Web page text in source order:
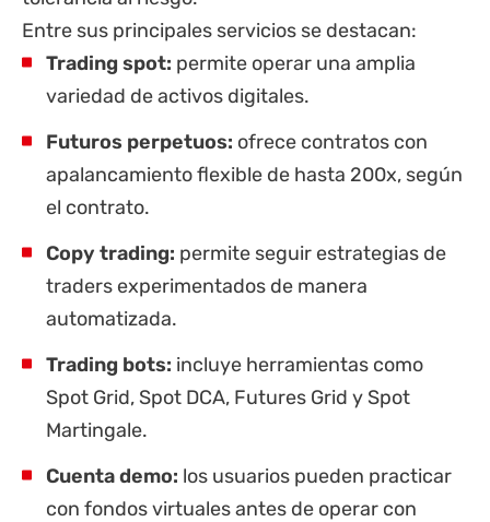
Entre sus principales servicios se destacan:
Trading spot: permite operar una amplia
variedad de activos digitales.
Futuros perpetuos: ofrece contratos con
apalancamiento flexible de hasta 200x, según
el contrato.
Copy trading: permite seguir estrategias de
traders experimentados de manera
automatizada.
Trading bots: incluye herramientas como
Spot Grid, Spot DCA, Futures Grid y Spot
Martingale.
Cuenta demo: los usuarios pueden practicar
con fondos virtuales antes de operar con